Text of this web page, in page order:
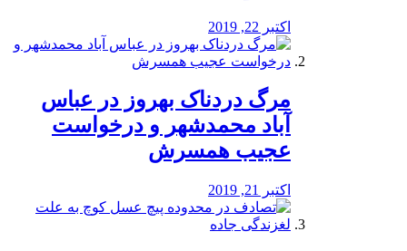
اکتبر 22, 2019
مرگ دردناک بهروز در عباس
آباد محمدشهر و درخواست
عجیب همسرش
اکتبر 21, 2019